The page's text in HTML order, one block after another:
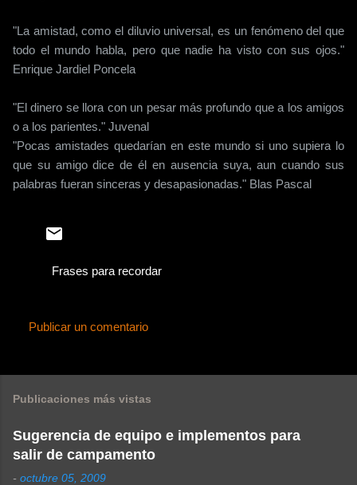
"La amistad, como el diluvio universal, es un fenómeno del que
todo el mundo habla, pero que nadie ha visto con sus ojos."
Enrique Jardiel Poncela
"El dinero se llora con un pesar más profundo que a los amigos
o a los parientes." Juvenal
"Pocas amistades quedarían en este mundo si uno supiera lo
que su amigo dice de él en ausencia suya, aun cuando sus
palabras fueran sinceras y desapasionadas." Blas Pascal
Frases para recordar
n
a
Publicar un comentario
Publicaciones más vistas
Sugerencia de equipo e implementos para
salir de campamento
- octubre 05, 2009